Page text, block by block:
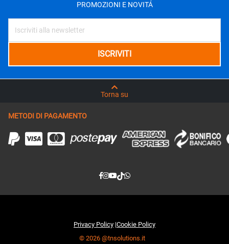
PROMOZIONI E NOVITÁ
Torna su
METODI DI PAGAMENTO
Privacy Policy |Cookie Policy
© 2026 @tnsolutions.it